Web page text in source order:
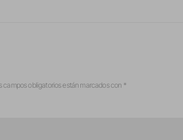
campos obligatorios están marcados con *